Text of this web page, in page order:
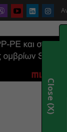

Close (X)